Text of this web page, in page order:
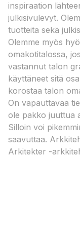
inspiraation
julkisivulevyt.
tuotteita sekä
Olemme myös
omakotitalossa,
vastannut talon
käyttäneet sitä
korostaa talon
On vapauttavaa
ole pakko juuttua
Silloin voi
saavuttaa.​
Arkitekter -